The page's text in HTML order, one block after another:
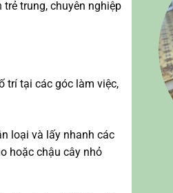
trung, chuyên nghiệp
trí tại các góc làm việc,
loại và lấy nhanh các
hoặc chậu cây nhỏ